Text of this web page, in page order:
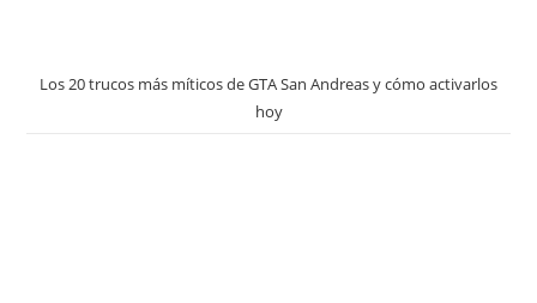
Los 20 trucos más míticos de GTA San Andreas y cómo activarlos
hoy